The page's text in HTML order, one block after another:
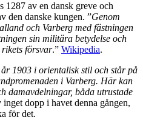
1287 av en dansk greve och
den danske kungen. ”Genom
och Varberg med fästningen
sin militära betydelse och
försvar.” Wikipedia.
1903 i orientalisk stil och står på
i Varberg. Här kan
damavdelningar, båda utrustade
inget dopp i havet denna gången,
för det.